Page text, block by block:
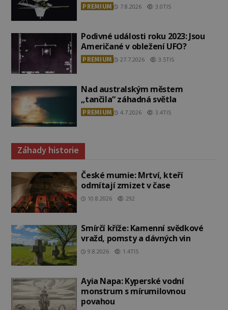
PREMIUM 7.8.2026 3.0TIS
Podivné události roku 2023: Jsou
Američané v obležení UFO?
PREMIUM 27.7.2026 3.5TIS
Nad australským městem
„tančila“ záhadná světla
PREMIUM 4.7.2026 3.4TIS
Záhady historie
České mumie: Mrtví, kteří
odmítají zmizet v čase
10.8.2026 292
Smírčí kříže: Kamenní svědkové
vražd, pomsty a dávných vin
9.8.2026 1.4TIS
Ayia Napa: Kyperské vodní
monstrum s mírumilovnou
povahou